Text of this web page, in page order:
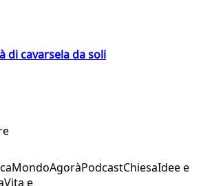
di cavarsela da soli
MondoAgoràPodcastChiesaIdee e
Vita e